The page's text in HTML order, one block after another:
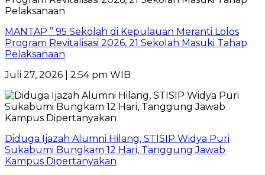
MANTAP ” 95 Sekolah di Kepulauan Meranti Lolos
Program Revitalisasi 2026, 21 Sekolah Masuki Tahap
Pelaksanaan
Juli 27, 2026 | 2:54 pm WIB
Diduga Ijazah Alumni Hilang, STISIP Widya Puri
Sukabumi Bungkam 12 Hari, Tanggung Jawab
Kampus Dipertanyakan